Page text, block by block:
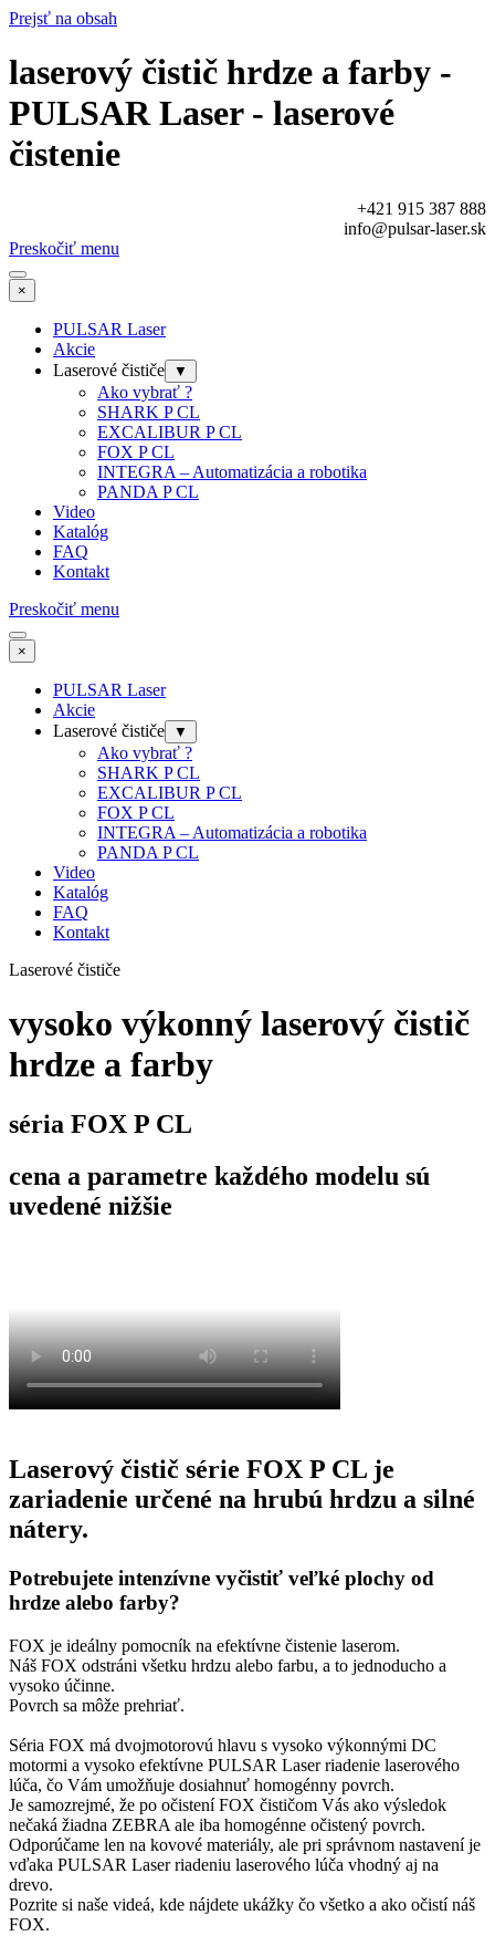
Prejsť na obsah
laserový čistič hrdze a farby -
PULSAR Laser - laserové
čistenie
+421 915 387 888
info@pulsar-laser.sk
Preskočiť menu
×
PULSAR Laser
Akcie
Laserové čističe
▼
Ako vybrať ?
SHARK P CL
EXCALIBUR P CL
FOX P CL
INTEGRA – Automatizácia a robotika
PANDA P CL
Video
Katalóg
FAQ
Kontakt
Preskočiť menu
×
PULSAR Laser
Akcie
Laserové čističe
▼
Ako vybrať ?
SHARK P CL
EXCALIBUR P CL
FOX P CL
INTEGRA – Automatizácia a robotika
PANDA P CL
Video
Katalóg
FAQ
Kontakt
Laserové čističe
vysoko výkonný laserový čistič
hrdze a farby
séria FOX P CL
cena a parametre každého modelu sú
uvedené nižšie
Laserový čistič série FOX P CL je
zariadenie určené na hrubú hrdzu a silné
nátery.
Potrebujete intenzívne vyčistiť veľké plochy od
hrdze alebo farby?
FOX je ideálny pomocník na efektívne čistenie laserom.
Náš FOX odstráni všetku hrdzu alebo farbu, a to jednoducho a
vysoko účinne.
Povrch sa môže prehriať.
Séria FOX má dvojmotorovú hlavu s vysoko výkonnými DC
motormi a vysoko efektívne PULSAR Laser riadenie laserového
lúča, čo Vám umožňuje dosiahnuť homogénny povrch.
Je samozrejmé, že po očistení FOX čističom Vás ako výsledok
nečaká žiadna ZEBRA ale iba homogénne očistený povrch.
Odporúčame len na kovové materiály, ale pri správnom nastavení je
vďaka PULSAR Laser riadeniu laserového lúča vhodný aj na
drevo.
Pozrite si naše videá, kde nájdete ukážky čo všetko a ako očistí náš
FOX.